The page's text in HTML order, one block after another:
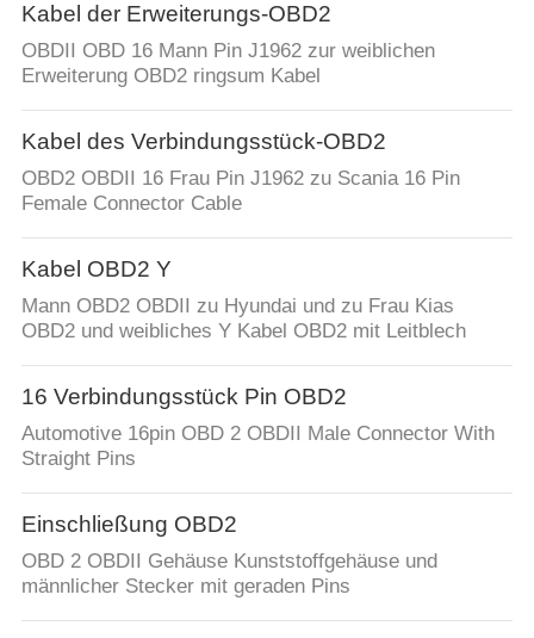
Kabel der Erweiterungs-OBD2
OBDII OBD 16 Mann Pin J1962 zur weiblichen
Erweiterung OBD2 ringsum Kabel
Kabel des Verbindungsstück-OBD2
OBD2 OBDII 16 Frau Pin J1962 zu Scania 16 Pin
Female Connector Cable
Kabel OBD2 Y
Mann OBD2 OBDII zu Hyundai und zu Frau Kias
OBD2 und weibliches Y Kabel OBD2 mit Leitblech
16 Verbindungsstück Pin OBD2
Automotive 16pin OBD 2 OBDII Male Connector With
Straight Pins
Einschließung OBD2
OBD 2 OBDII Gehäuse Kunststoffgehäuse und
männlicher Stecker mit geraden Pins